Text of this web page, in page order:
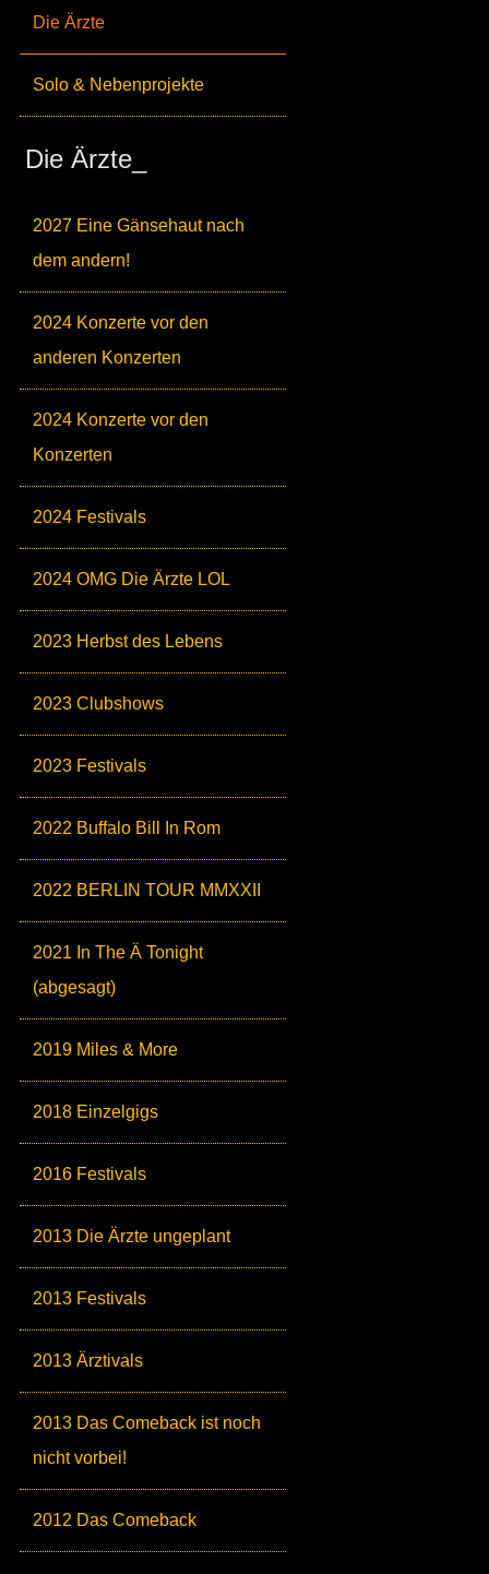
Die Ärzte
Solo & Nebenprojekte
Die Ärzte_
2027 Eine Gänsehaut nach
dem andern!
2024 Konzerte vor den
anderen Konzerten
2024 Konzerte vor den
Konzerten
2024 Festivals
2024 OMG Die Ärzte LOL
2023 Herbst des Lebens
2023 Clubshows
2023 Festivals
2022 Buffalo Bill In Rom
2022 BERLIN TOUR MMXXII
2021 In The Ä Tonight
(abgesagt)
2019 Miles & More
2018 Einzelgigs
2016 Festivals
2013 Die Ärzte ungeplant
2013 Festivals
2013 Ärztivals
2013 Das Comeback ist noch
nicht vorbei!
2012 Das Comeback